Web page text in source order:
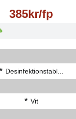
385kr/fp
Desinfektionstabl...
* Vit